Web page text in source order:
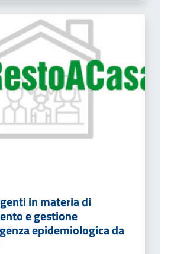
in materia di
e gestione
epidemiologica da